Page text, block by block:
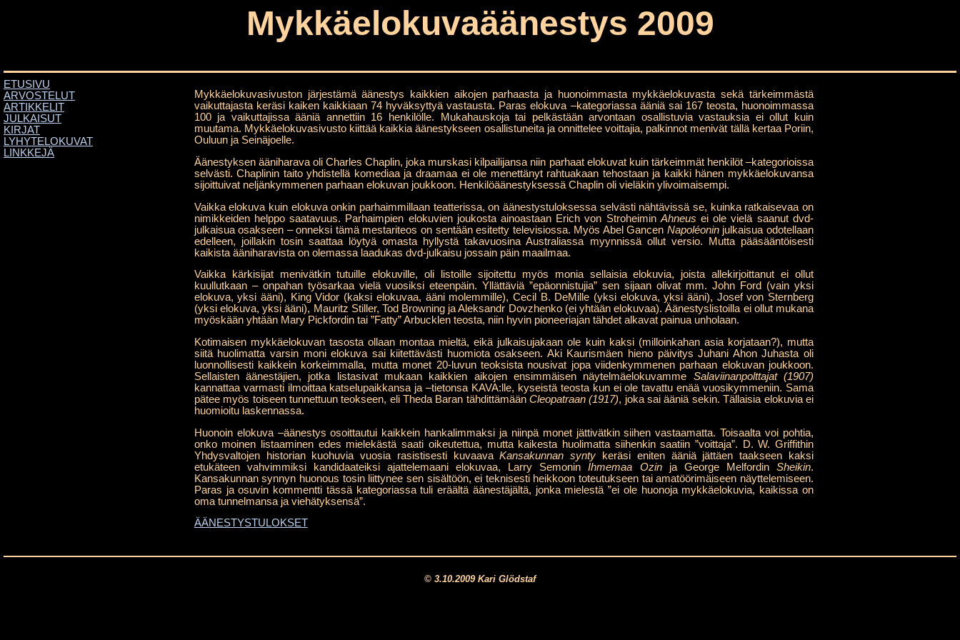
Mykkäelokuvaäänestys 2009
ETUSIVU
ARVOSTELUT
ARTIKKELIT
JULKAISUT
KIRJAT
LYHYTELOKUVAT
LINKKEJÄ
Mykkäelokuvasivuston järjestämä äänestys kaikkien aikojen parhaasta ja huonoimmasta mykkäelokuvasta sekä tärkeimmästä
vaikuttajasta keräsi kaiken kaikkiaan 74 hyväksyttyä vastausta. Paras elokuva –kategoriassa ääniä sai 167 teosta, huonoimmassa
100 ja vaikuttajissa ääniä annettiin 16 henkilölle. Mukahauskoja tai pelkästään arvontaan osallistuvia vastauksia ei ollut kuin
muutama. Mykkäelokuvasivusto kiittää kaikkia äänestykseen osallistuneita ja onnittelee voittajia, palkinnot menivät tällä kertaa Poriin,
Ouluun ja Seinäjoelle.
Äänestyksen ääniharava oli Charles Chaplin, joka murskasi kilpailijansa niin parhaat elokuvat kuin tärkeimmät henkilöt –kategorioissa
selvästi. Chaplinin taito yhdistellä komediaa ja draamaa ei ole menettänyt rahtuakaan tehostaan ja kaikki hänen mykkäelokuvansa
sijoittuivat neljänkymmenen parhaan elokuvan joukkoon. Henkilöäänestyksessä Chaplin oli vieläkin ylivoimaisempi.
Vaikka elokuva kuin elokuva onkin parhaimmillaan teatterissa, on äänestystuloksessa selvästi nähtävissä se, kuinka ratkaisevaa on
nimikkeiden helppo saatavuus. Parhaimpien elokuvien joukosta ainoastaan Erich von Stroheimin Ahneus ei ole vielä saanut dvd-
julkaisua osakseen – onneksi tämä mestariteos on sentään esitetty televisiossa. Myös Abel Gancen Napoléoninjulkaisua odotellaan
edelleen, joillakin tosin saattaa löytyä omasta hyllystä takavuosina Australiassa myynnissä ollut versio. Mutta pääsääntöisesti
kaikista ääniharavista on olemassa laadukas dvd-julkaisu jossain päin maailmaa.
Vaikka kärkisijat menivätkin tutuille elokuville, oli listoille sijoitettu myös monia sellaisia elokuvia, joista allekirjoittanut ei ollut
kuullutkaan – onpahan työsarkaa vielä vuosiksi eteenpäin. Yllättäviä ”epäonnistujia” sen sijaan olivat mm. John Ford (vain yksi
elokuva, yksi ääni), King Vidor (kaksi elokuvaa, ääni molemmille), Cecil B. DeMille (yksi elokuva, yksi ääni), Josef von Sternberg
(yksi elokuva, yksi ääni), Mauritz Stiller, Tod Browning ja Aleksandr Dovzhenko (ei yhtään elokuvaa). Äänestyslistoilla ei ollut mukana
myöskään yhtään Mary Pickfordin tai ”Fatty” Arbucklen teosta, niin hyvin pioneeriajan tähdet alkavat painua unholaan.
Kotimaisen mykkäelokuvan tasosta ollaan montaa mieltä, eikä julkaisujakaan ole kuin kaksi (milloinkahan asia korjataan?), mutta
siitä huolimatta varsin moni elokuva sai kiitettävästi huomiota osakseen. Aki Kaurismäen hieno päivitys Juhani Ahon Juhasta oli
luonnollisesti kaikkein korkeimmalla, mutta monet 20-luvun teoksista nousivat jopa viidenkymmenen parhaan elokuvan joukkoon.
Sellaisten äänestäjien, jotka listasivat mukaan kaikkien aikojen ensimmäisen näytelmäelokuvamme Salaviinanpolttajat (1907)
kannattaa varmasti ilmoittaa katselupaikkansa ja –tietonsa KAVA:lle, kyseistä teosta kun ei ole tavattu enää vuosikymmeniin. Sama
pätee myös toiseen tunnettuun teokseen, eli Theda Baran tähdittämäänCleopatraan (1917), joka sai ääniä sekin. Tällaisia elokuvia ei
huomioitu laskennassa.
Huonoin elokuva –äänestys osoittautui kaikkein hankalimmaksi ja niinpä monet jättivätkin siihen vastaamatta. Toisaalta voi pohtia,
onko moinen listaaminen edes mielekästä saati oikeutettua, mutta kaikesta huolimatta siihenkin saatiin ”voittaja”. D. W. Griffithin
Yhdysvaltojen historian kuohuvia vuosia rasistisesti kuvaavaKansakunnan synty keräsi eniten ääniä jättäen taakseen kaksi
etukäteen vahvimmiksi kandidaateiksi ajattelemaani elokuvaa, Larry SemoninIhmemaa Ozinja George Melfordin Sheikin.
Kansakunnan synnyn huonous tosin liittynee sen sisältöön, ei teknisesti heikkoon toteutukseen tai amatöörimäiseen näyttelemiseen.
Paras ja osuvin kommentti tässä kategoriassa tuli eräältä äänestäjältä, jonka mielestä ”ei ole huonoja mykkäelokuvia, kaikissa on
oma tunnelmansa ja viehätyksensä”.
ÄÄNESTYSTULOKSET
© 3.10.2009 Kari Glödstaf